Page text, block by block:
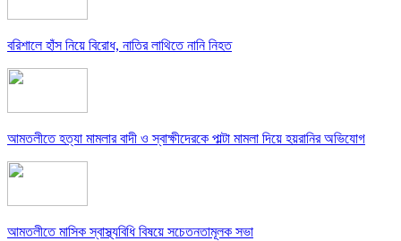
বরিশালে হাঁস নিয়ে বিরোধ, নাতির লাথিতে নানি নিহত
আমতলীতে হত্যা মামলার বাদী ও স্বাক্ষীদেরকে পাল্টা মামলা দিয়ে হয়রানির অভিযোগ
আমতলীতে মাসিক স্বাস্থ্যবিধি বিষয়ে সচেতনতামূলক সভা